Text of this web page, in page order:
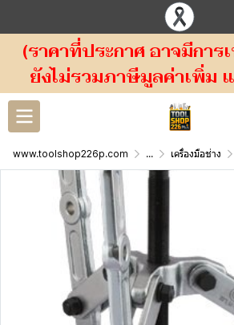
(ราคาที่ประกาศ อาจมีกา
ยังไม่รวมภาษีมูลค่าเพิ่ม
www.toolshop226p.com ... เครื่องมือช่าง